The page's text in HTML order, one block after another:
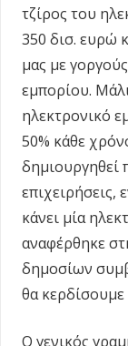
τζίρος του
350 δισ. ευρώ
μας με
εμπορίου.
ηλεκτρονικό
50% κάθε
δημιουργηθεί
επιχειρήσεις,
κάνει μία
αναφέρθηκε
δημοσίων
θα κερδίσουμε
Ο γενικός